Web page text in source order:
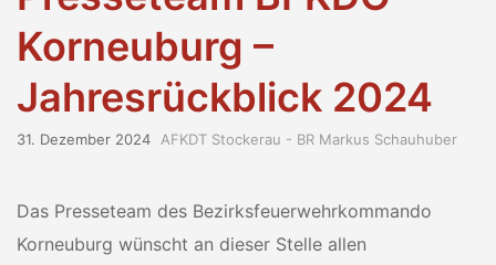
Korneuburg –
Jahresrückblick 2024
31. Dezember 2024 AFKDT Stockerau - BR Markus Schauhuber
Das Presseteam des Bezirksfeuerwehrkommando
Korneuburg wünscht an dieser Stelle allen